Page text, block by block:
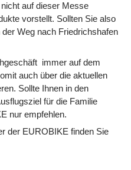
auf dieser Messe
vorstellt. Sollten Sie also
Weg nach Friedrichshafen
immer auf dem
auch über die aktuellen
Sollte Ihnen in den
für die Familie
nur empfehlen.
der EUROBIKE finden Sie